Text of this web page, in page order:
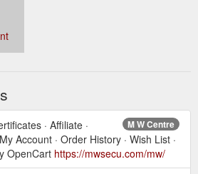
M W Centre
· Affiliate ·
Account · Order History · Wish List ·
OpenCart https://mwsecu.com/mw/